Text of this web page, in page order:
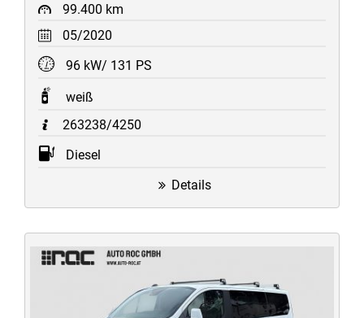
99.400 km
05/2020
96 kW/ 131 PS
weiß
263238/4250
Diesel
Details